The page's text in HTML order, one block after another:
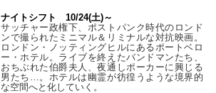
ナイトシフト 10/24(土)～
サッチャー政権下、ポストパンク時代のロンド
ンで撮られたミニマル＆リミナルな対抗映画。
ロンドン・ノッティングヒルにあるポートベロ
ー・ホテル。ライブを終えたバンドマンたち、
おちぶれた伯爵夫人、夜通しポーカーに興じる
男たち…。ホテルは幽霊が彷徨うような境界的
な空間へと化していく。